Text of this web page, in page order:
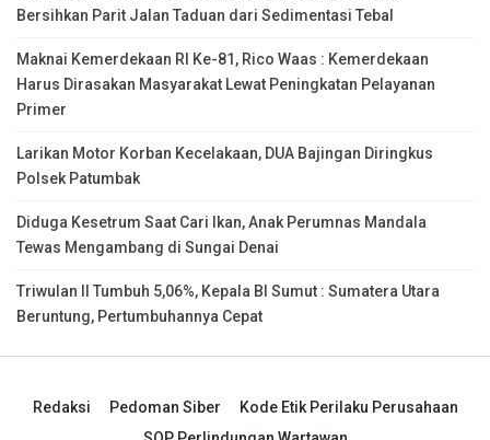
Bersihkan Parit Jalan Taduan dari Sedimentasi Tebal
Maknai Kemerdekaan RI Ke-81, Rico Waas : Kemerdekaan
Harus Dirasakan Masyarakat Lewat Peningkatan Pelayanan
Primer
Larikan Motor Korban Kecelakaan, DUA Bajingan Diringkus
Polsek Patumbak
Diduga Kesetrum Saat Cari Ikan, Anak Perumnas Mandala
Tewas Mengambang di Sungai Denai
Triwulan II Tumbuh 5,06%, Kepala BI Sumut : Sumatera Utara
Beruntung, Pertumbuhannya Cepat
Redaksi Pedoman Siber
Kode Etik Perilaku Perusahaan